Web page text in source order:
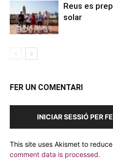
Reus es
solar
FER UN COMENTARI
INICIAR SESSIÓ PER
This site uses Akismet to
comment data is processed.